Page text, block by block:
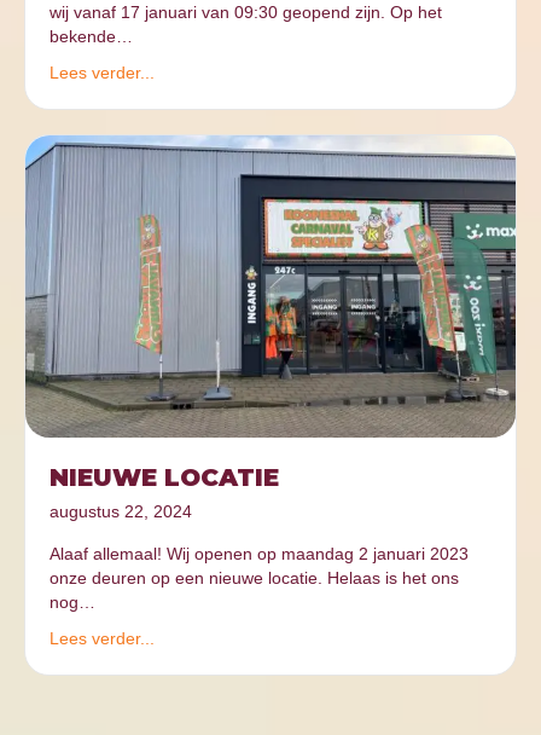
wij vanaf 17 januari van 09:30 geopend zijn. Op het
bekende…
Lees verder...
NIEUWE LOCATIE
augustus 22, 2024
Alaaf allemaal! Wij openen op maandag 2 januari 2023
onze deuren op een nieuwe locatie. Helaas is het ons
nog…
Lees verder...